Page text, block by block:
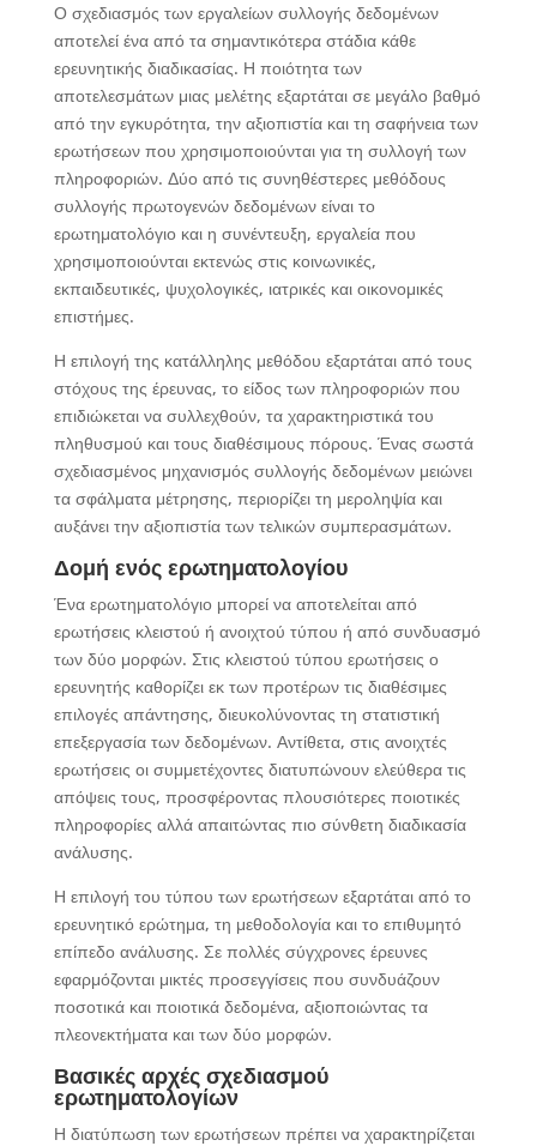
Ο σχεδιασμός των εργαλείων συλλογής δεδομένων
αποτελεί ένα από τα σημαντικότερα στάδια κάθε
ερευνητικής διαδικασίας. Η ποιότητα των
αποτελεσμάτων μιας μελέτης εξαρτάται σε μεγάλο βαθμό
από την εγκυρότητα, την αξιοπιστία και τη σαφήνεια των
ερωτήσεων που χρησιμοποιούνται για τη συλλογή των
πληροφοριών. Δύο από τις συνηθέστερες μεθόδους
συλλογής πρωτογενών δεδομένων είναι το
ερωτηματολόγιο και η συνέντευξη, εργαλεία που
χρησιμοποιούνται εκτενώς στις κοινωνικές,
εκπαιδευτικές, ψυχολογικές, ιατρικές και οικονομικές
επιστήμες.
Η επιλογή της κατάλληλης μεθόδου εξαρτάται από τους
στόχους της έρευνας, το είδος των πληροφοριών που
επιδιώκεται να συλλεχθούν, τα χαρακτηριστικά του
πληθυσμού και τους διαθέσιμους πόρους. Ένας σωστά
σχεδιασμένος μηχανισμός συλλογής δεδομένων μειώνει
τα σφάλματα μέτρησης, περιορίζει τη μεροληψία και
αυξάνει την αξιοπιστία των τελικών συμπερασμάτων.
Δομή ενός ερωτηματολογίου
Ένα ερωτηματολόγιο μπορεί να αποτελείται από
ερωτήσεις κλειστού ή ανοιχτού τύπου ή από συνδυασμό
των δύο μορφών. Στις κλειστού τύπου ερωτήσεις ο
ερευνητής καθορίζει εκ των προτέρων τις διαθέσιμες
επιλογές απάντησης, διευκολύνοντας τη στατιστική
επεξεργασία των δεδομένων. Αντίθετα, στις ανοιχτές
ερωτήσεις οι συμμετέχοντες διατυπώνουν ελεύθερα τις
απόψεις τους, προσφέροντας πλουσιότερες ποιοτικές
πληροφορίες αλλά απαιτώντας πιο σύνθετη διαδικασία
ανάλυσης.
Η επιλογή του τύπου των ερωτήσεων εξαρτάται από το
ερευνητικό ερώτημα, τη μεθοδολογία και το επιθυμητό
επίπεδο ανάλυσης. Σε πολλές σύγχρονες έρευνες
εφαρμόζονται μικτές προσεγγίσεις που συνδυάζουν
ποσοτικά και ποιοτικά δεδομένα, αξιοποιώντας τα
πλεονεκτήματα και των δύο μορφών.
Βασικές αρχές σχεδιασμού
ερωτηματολογίων
Η διατύπωση των ερωτήσεων πρέπει να χαρακτηρίζεται